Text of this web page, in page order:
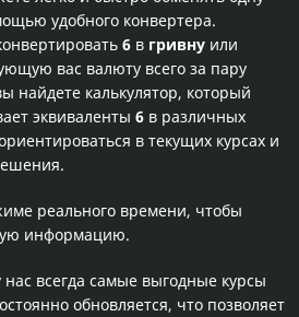
удобного конвертера.
6 в гривну или
вас валюту всего за пару
найдете калькулятор, который
эквиваленты 6 в различных
в текущих курсах и
реального времени, чтобы
информацию.
всегда самые выгодные курсы
обновляется, что позволяет